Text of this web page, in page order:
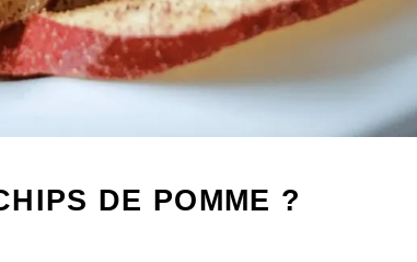
DE POMME ?